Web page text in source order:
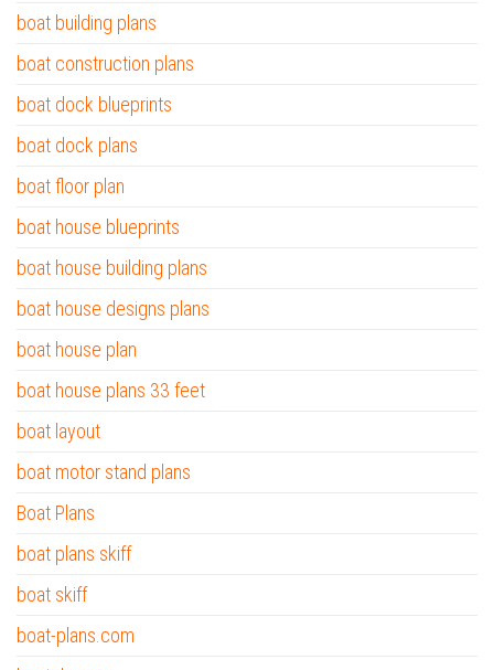
boat building plans
boat construction plans
boat dock blueprints
boat dock plans
boat floor plan
boat house blueprints
boat house building plans
boat house designs plans
boat house plan
boat house plans 33 feet
boat layout
boat motor stand plans
Boat Plans
boat plans skiff
boat skiff
boat-plans.com